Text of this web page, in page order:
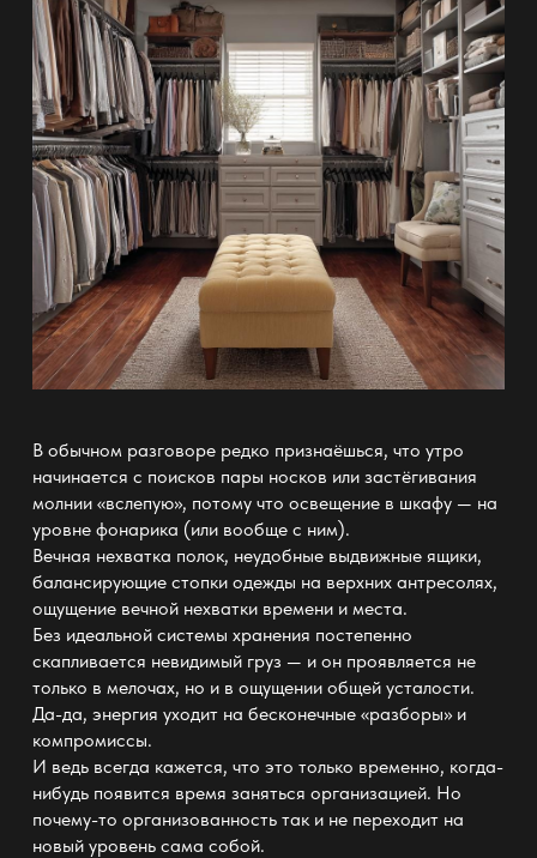
В обычном разговоре редко признаёшься, что утро
начинается с поисков пары носков или застёгивания
молнии «вслепую», потому что освещение в шкафу— на
уровне фонарика (или вообще с ним).
Вечная нехватка полок, неудобные выдвижные ящики,
балансирующие стопки одежды на верхних антресолях,
ощущение вечной нехватки времени и места.
Без идеальной системы хранения постепенно
скапливается невидимый груз — и он проявляется не
только в мелочах, но и в ощущении общей усталости.
Да-да, энергия уходит на бесконечные «разборы» и
компромиссы.
И ведь всегда кажется, что это только временно, когда-
нибудь появится время заняться организацией. Но
почему-то организованность так и не переходит на
новый уровень сама собой.